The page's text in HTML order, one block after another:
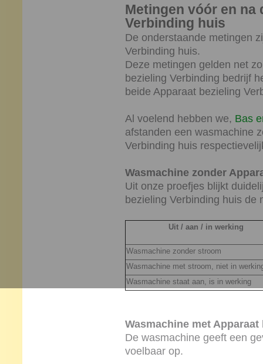
Metingen vóór en na
Verbinding huis
De onderstaande metingen
Verbinding huis.
Deze metingen gelden net
bezieling Verbinding bedrijf
beide Apparaat bezieling
Al voelend hebben we, Bas
afstanden een wasmachine
Verbinding huis
Wasmachine zonder
Uit onze proefjes blijkt
bezieling Verbinding huis de
Uit / aan / in werking
Wasmachine zonder stroom
Wasmachine met stroom, niet in
Wasmachine staat aan, is in werking
Wasmachine met
De wasmachine geeft een
voelbaar op.